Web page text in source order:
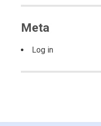
Meta
Log in